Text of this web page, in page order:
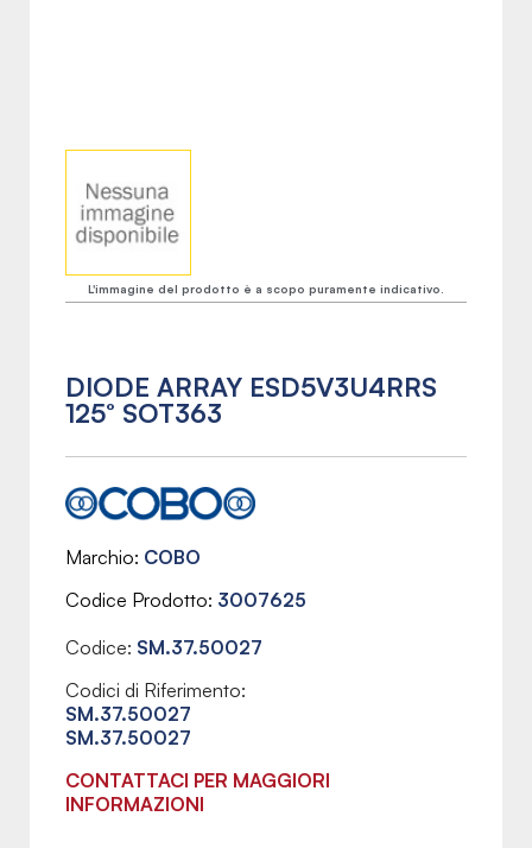
L'immagine del prodotto è a scopo puramente indicativo.
DIODE ARRAY ESD5V3U4RRS
125° SOT363
Marchio COBO
Codice Prodotto 3007625
Codice: SM.37.50027
Codici di Riferimento:
SM.37.50027
SM.37.50027
CONTATTACI PER MAGGIORI
INFORMAZIONI